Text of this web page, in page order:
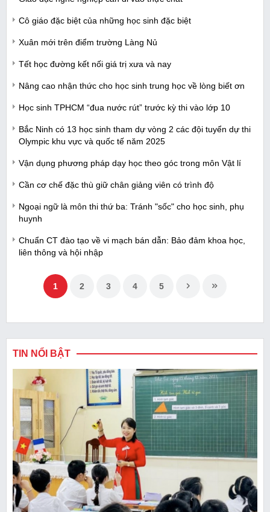
Cô giáo đặc biệt của những học sinh đặc biệt
Xuân mới trên điểm trường Làng Nủ
Tết học đường kết nối giá trị xưa và nay
Nâng cao nhận thức cho học sinh trung học về lòng biết ơn
Học sinh TPHCM “đua nước rút” trước kỳ thi vào lớp 10
Bắc Ninh có 13 học sinh tham dự vòng 2 các đội tuyển dự thi
Olympic khu vực và quốc tế năm 2025
Vận dụng phương pháp dạy học theo góc trong môn Vật lí
Cần cơ chế đặc thù giữ chân giảng viên có trình độ
Ngoại ngữ là môn thi thứ ba: Tránh "sốc" cho học sinh, phụ
huynh
Chuẩn CT đào tạo về vi mạch bán dẫn: Bảo đảm khoa học,
liên thông và hội nhập
1 2 3 4 5
TIN NỔI BẬT